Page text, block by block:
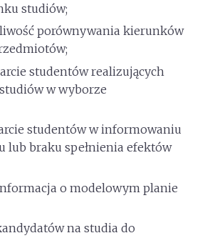
studiów;
porównywania kierunków
studentów realizujących
w wyborze
studentów w informowaniu
lub braku spełnienia efektów
o modelowym planie
na studia do